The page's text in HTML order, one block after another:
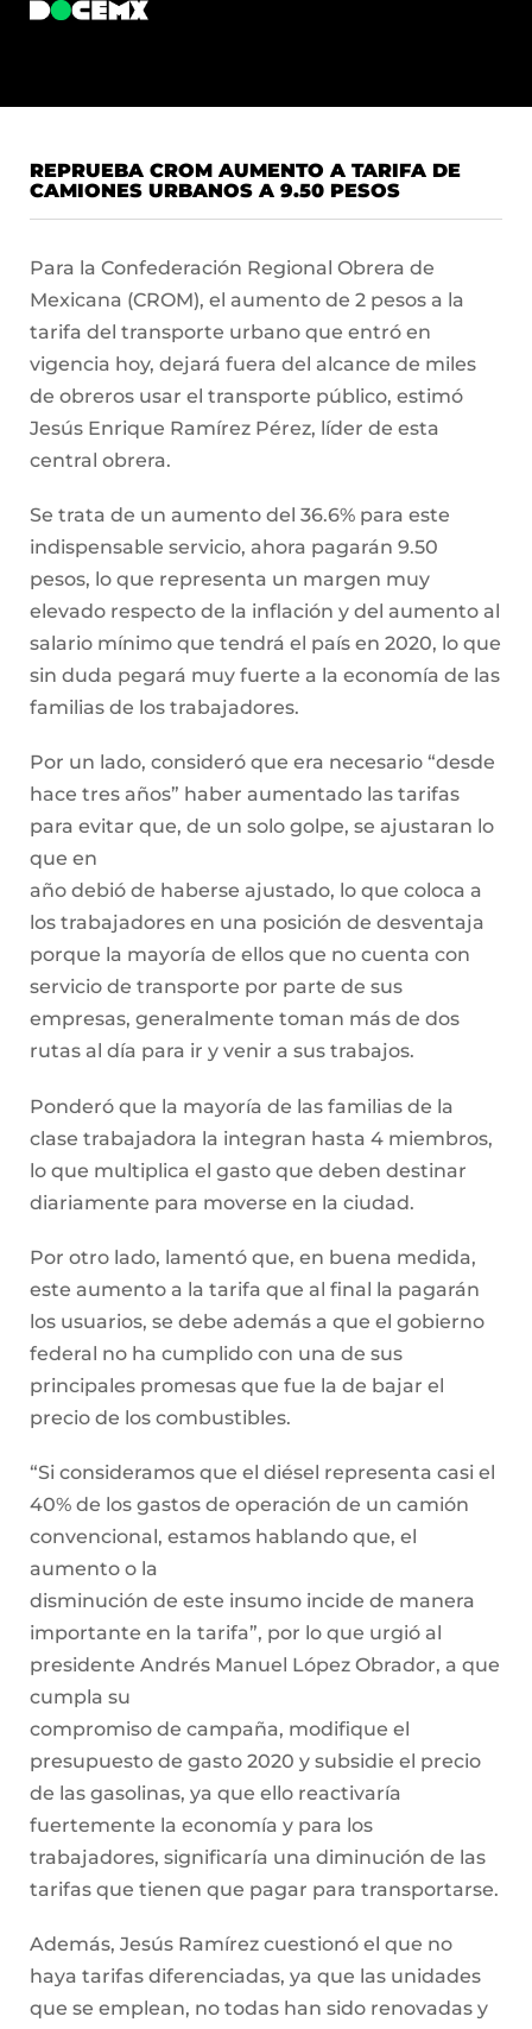
REPRUEBA CROM AUMENTO A TARIFA DE
CAMIONES URBANOS A 9.50 PESOS
Para la Confederación Regional Obrera de
Mexicana (CROM), el aumento de 2 pesos a la
tarifa del transporte urbano que entró en
vigencia hoy, dejará fuera del alcance de miles
de obreros usar el transporte público, estimó
Jesús Enrique Ramírez Pérez, líder de esta
central obrera.
Se trata de un aumento del 36.6% para este
indispensable servicio, ahora pagarán 9.50
pesos, lo que representa un margen muy
elevado respecto de la inflación y del aumento al
salario mínimo que tendrá el país en 2020, lo que
sin duda pegará muy fuerte a la economía de las
familias de los trabajadores.
Por un lado, consideró que era necesario “desde
hace tres años” haber aumentado las tarifas
para evitar que, de un solo golpe, se ajustaran lo
que en
año debió de haberse ajustado, lo que coloca a
los trabajadores en una posición de desventaja
porque la mayoría de ellos que no cuenta con
servicio de transporte por parte de sus
empresas, generalmente toman más de dos
rutas al día para ir y venir a sus trabajos.
Ponderó que la mayoría de las familias de la
clase trabajadora la integran hasta 4 miembros,
lo que multiplica el gasto que deben destinar
diariamente para moverse en la ciudad.
Por otro lado, lamentó que, en buena medida,
este aumento a la tarifa que al final la pagarán
los usuarios, se debe además a que el gobierno
federal no ha cumplido con una de sus
principales promesas que fue la de bajar el
precio de los combustibles.
“Si consideramos que el diésel representa casi el
40% de los gastos de operación de un camión
convencional, estamos hablando que, el
aumento o la
disminución de este insumo incide de manera
importante en la tarifa”, por lo que urgió al
presidente Andrés Manuel López Obrador, a que
cumpla su
compromiso de campaña, modifique el
presupuesto de gasto 2020 y subsidie el precio
de las gasolinas, ya que ello reactivaría
fuertemente la economía y para los
trabajadores, significaría una diminución de las
tarifas que tienen que pagar para transportarse.
Además, Jesús Ramírez cuestionó el que no
haya tarifas diferenciadas, ya que las unidades
que se emplean, no todas han sido renovadas y